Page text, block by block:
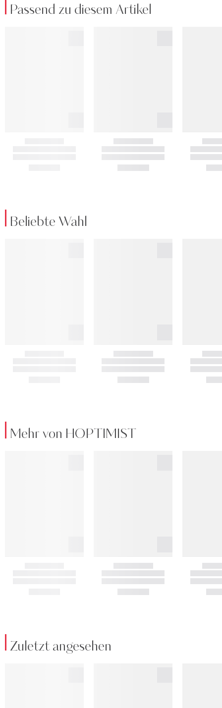
Passend zu diesem Artikel
Beliebte Wahl
Mehr von HOPTIMIST
Zuletzt angesehen